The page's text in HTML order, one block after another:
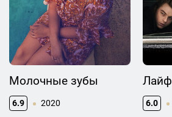
Молочные зубы
6.9 2020
Лайф
6.0